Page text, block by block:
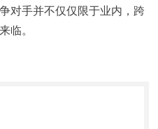
对手并不仅仅限于业内，跨
临。